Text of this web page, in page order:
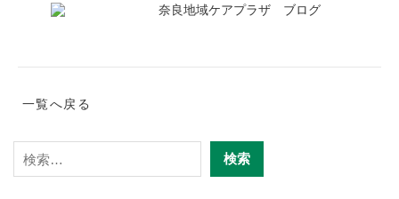
奈良地域ケアプラザ ブログ
一覧へ戻る